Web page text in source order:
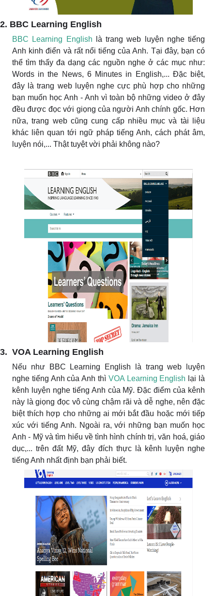
2. BBC Learning English
BBC Learning English là trang web luyện nghe tiếng
Anh kinh điển và rất nổi tiếng của Anh. Tại đây, bạn có
thể tìm thấy đa dạng các nguồn nghe ở các mục như:
Words in the News, 6 Minutes in English,... Đặc biệt,
đây là trang web luyện nghe cực phù hợp cho những
bạn muốn học Anh - Anh vì toàn bộ những video ở đây
đều được đọc với giọng của người Anh chính gốc. Hơn
nữa, trang web cũng cung cấp nhiều mục và tài liệu
khác liên quan tới ngữ pháp tiếng Anh, cách phát âm,
luyện nói,... Thật tuyệt vời phải không nào?
3. VOA Learning English
Nếu như BBC Learning English là trang web luyện
nghe tiếng Anh của Anh thì VOA Learning English lại là
kênh luyện nghe tiếng Anh của Mỹ. Đặc điểm của kênh
này là giọng đọc vô cùng chậm rãi và dễ nghe, nên đặc
biệt thích hợp cho những ai mới bắt đầu hoặc mới tiếp
xúc với tiếng Anh. Ngoài ra, với những bạn muốn học
Anh - Mỹ và tìm hiểu về tình hình chính trị, văn hoá, giáo
dục,... trên đất Mỹ, đây đích thực là kênh luyện nghe
tiếng Anh nhất định bạn phải biết.